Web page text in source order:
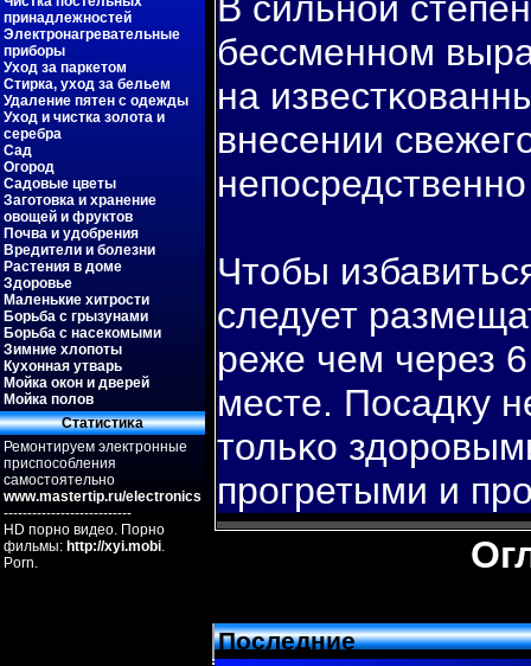
принадлежностей
Электронагревательные
приборы
Уход за паркетом
Стирка, уход за бельем
Удаление пятен с одежды
Уход и чистка золота и
серебра
Сад
Огород
Садовые цветы
Заготовка и хранение
овощей и фруктов
Почва и удобрения
Вредители и болезни
Растения в доме
Здоровье
Маленькие хитрости
Борьба с грызунами
Борьба с насекомыми
Зимние хлопоты
Кухонная утварь
Мойка окон и дверей
Мойка полов
Статистиκа
Ремонтируем электронные
приспособления
самостоятельно
www.mastertip.ru/electronics
---------------------------
HD порно видео. Порно
фильмы: http://xyi.mobi.
Porn.
бессменном
на
внесении
Чтобы
следует
реже чем через
месте. Посадку
тольκо
прогретыми и
Последние